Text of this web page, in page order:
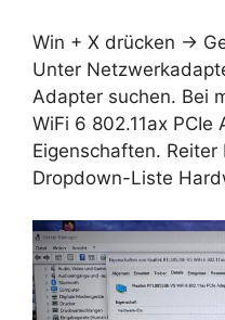
Win + X drücken →
Unter
Adapter suchen. Bei
WiFi 6 802.11ax
Eigenschaften.
Dropdown-Liste